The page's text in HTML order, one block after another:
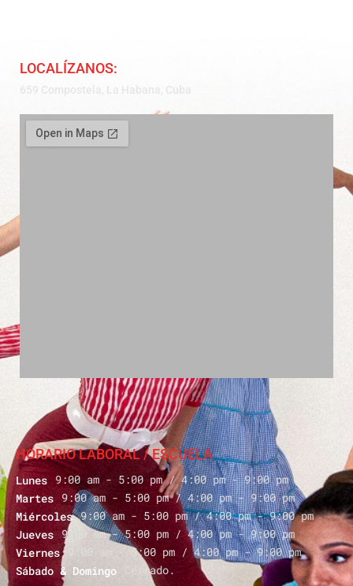
LOCALÍZANOS:
HORARIO LABORAL / ESCUELA
Lunes 9:00 am - 5:00 pm / 4:00 pm - 9:00 pm
Martes 9:00 am - 5:00 pm / 4:00 pm - 9:00 pm
Miércoles 9:00 am - 5:00 pm / 4:00 pm - 9:00 pm
Jueves 9:00 am - 5:00 pm / 4:00 pm - 9:00 pm
Viernes
9:00 am - 5:00 pm / 4:00 pm - 9:00 pm
Sábado & Domingo
Cerrado.